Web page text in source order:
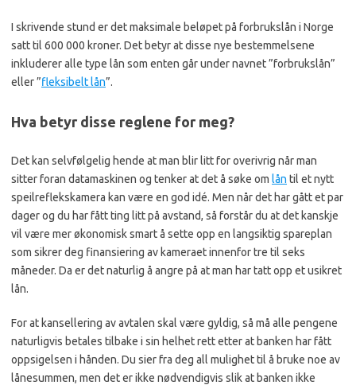
I skrivende stund er det maksimale beløpet på forbrukslån i Norge
satt til 600 000 kroner. Det betyr at disse nye bestemmelsene
inkluderer alle type lån som enten går under navnet ”forbrukslån”
eller ”fleksibelt lån”.
Hva betyr disse reglene for meg?
Det kan selvfølgelig hende at man blir litt for overivrig når man
sitter foran datamaskinen og tenker at det å søke om lån til et nytt
speilreflekskamera kan være en god idé. Men når det har gått et par
dager og du har fått ting litt på avstand, så forstår du at det kanskje
vil være mer økonomisk smart å sette opp en langsiktig spareplan
som sikrer deg finansiering av kameraet innenfor tre til seks
måneder. Da er det naturlig å angre på at man har tatt opp et usikret
lån.
For at kansellering av avtalen skal være gyldig, så må alle pengene
naturligvis betales tilbake i sin helhet rett etter at banken har fått
oppsigelsen i hånden. Du sier fra deg all mulighet til å bruke noe av
lånesummen, men det er ikke nødvendigvis slik at banken ikke